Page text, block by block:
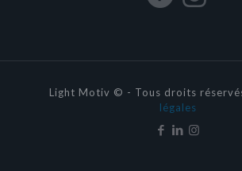
Light Motiv © - Tous droits
légales